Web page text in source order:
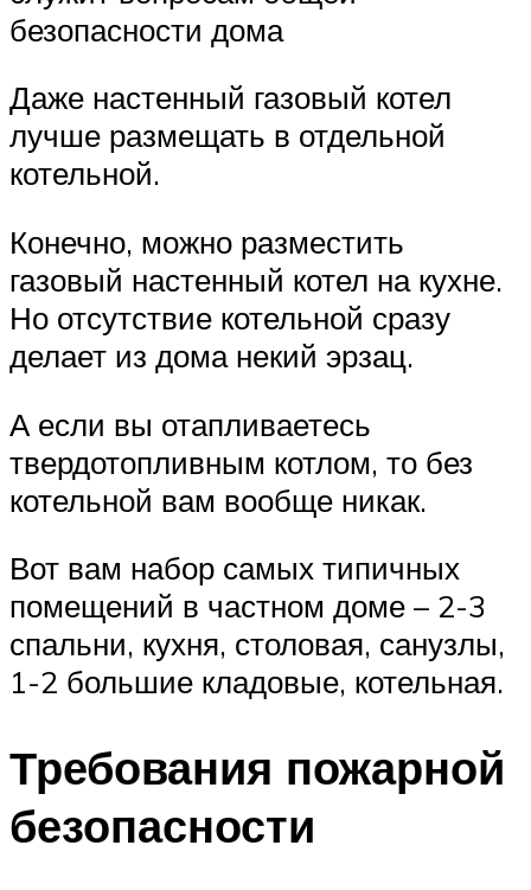
безопасности дома
Даже настенный газовый котел
лучше размещать в отдельной
котельной.
Конечно, можно разместить
газовый настенный котел на кухне.
Но отсутствие котельной сразу
делает из дома некий эрзац.
А если вы отапливаетесь
твердотопливным котлом, то без
котельной вам вообще никак.
Вот вам набор самых типичных
помещений в частном доме – 2-3
спальни, кухня, столовая, санузлы,
1-2 большие кладовые, котельная.
Требования пожарной
безопасности